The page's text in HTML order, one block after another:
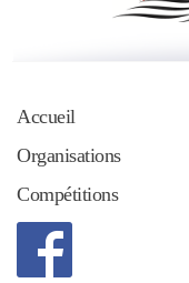
Accueil
Organisations
Compétitions